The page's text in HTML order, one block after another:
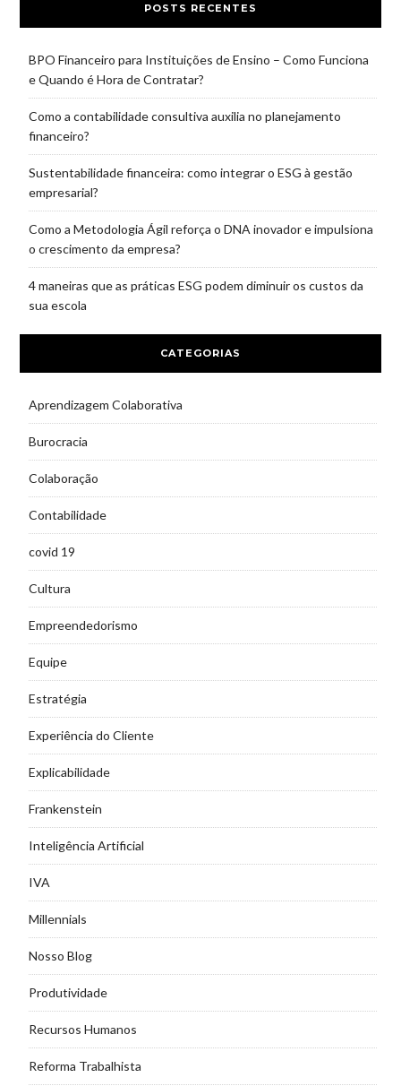
POSTS RECENTES
BPO Financeiro para Instituições de Ensino – Como Funciona
e Quando é Hora de Contratar?
Como a contabilidade consultiva auxilia no planejamento
financeiro?
Sustentabilidade financeira: como integrar o ESG à gestão
empresarial?
Como a Metodologia Ágil reforça o DNA inovador e impulsiona
o crescimento da empresa?
4 maneiras que as práticas ESG podem diminuir os custos da
sua escola
CATEGORIAS
Aprendizagem Colaborativa
Burocracia
Colaboração
Contabilidade
covid 19
Cultura
Empreendedorismo
Equipe
Estratégia
Experiência do Cliente
Explicabilidade
Frankenstein
Inteligência Artificial
IVA
Millennials
Nosso Blog
Produtividade
Recursos Humanos
Reforma Trabalhista